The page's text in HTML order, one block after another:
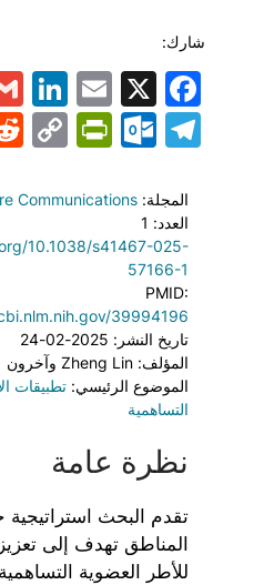
شارك:
Facebook
X
Telegram
المجلة: Communications
العدد: 1
10.1038/s41467-025-
57166-1
PMID:
39994196
تاريخ النشر: 2025-02-24
المؤلف: Zheng Lin وآخرون
الموضوع الرئيسي: تطبيقات
التساهمية
نظرة عامة
تقدم البحث استراتيجية
المناطق تهدف إلى